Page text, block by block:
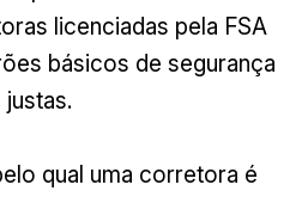
licenciadas pela FSA
básicos de segurança
qual uma corretora é